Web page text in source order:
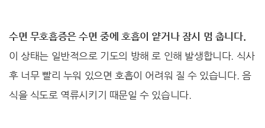
수면 무호흡증은 수면 중에 호흡이 얕거나 잠시 멈 춥니다.
이 상태는 일반적으로 기도의 방해 로 인해 발생합니다. 식사
후 너무 빨리 누워 있으면 호흡이 어려워 질 수 있습니다. 음
식을 식도로 역류시키기 때문일 수 있습니다.